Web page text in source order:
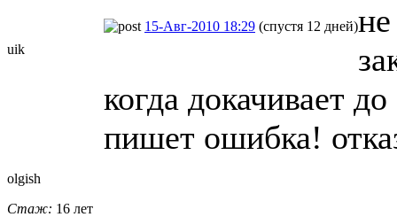
uik
15-Авг-2010 18:29 (спустя 12 дней)
когда докачивает
пишет ошибка!
olgish
Стаж: 16 лет